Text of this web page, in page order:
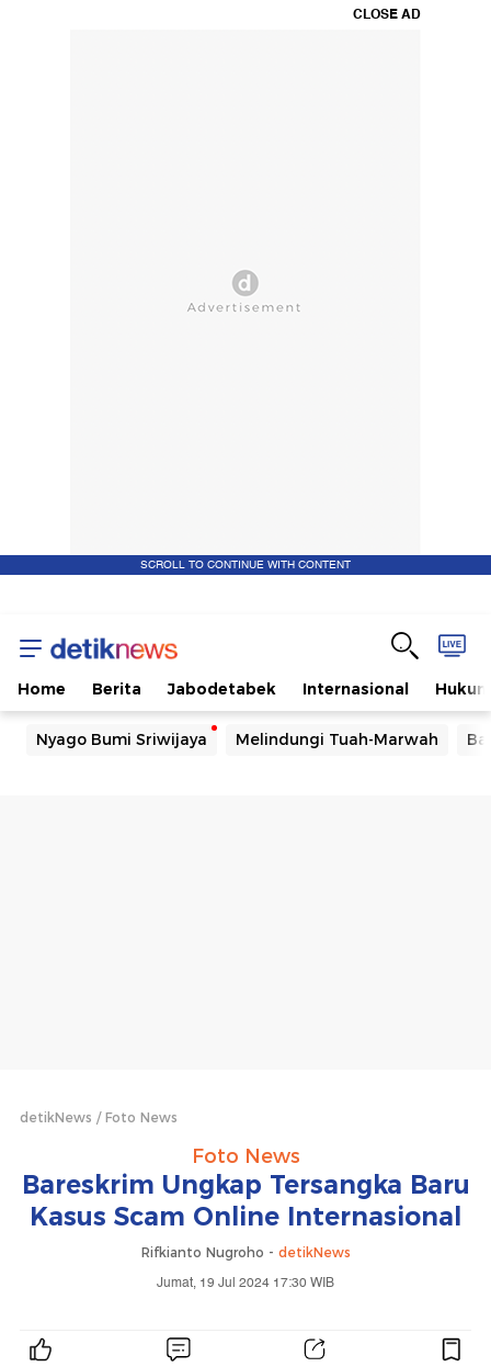
CLOSE AD
SCROLL TO CONTINUE WITH CONTENT
Home Berita Jabodetabek Internasional Hukum
Nyago Bumi Sriwijaya Melindungi Tuah-Marwah
detikNews Foto News
Foto News
Bareskrim Ungkap Tersangka Baru
Kasus Scam Online Internasional
Rifkianto Nugroho - detikNews
Jumat, 19 Jul 2024 17:30 WIB